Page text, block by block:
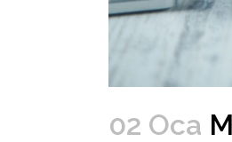
02 Oca